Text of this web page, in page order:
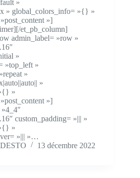
»
» global_colors_info= »{} »
»]
et_pb_column]
admin_label= »row »
»
»top_left »
»
»
»
»]
custom_padding= »||| »
»
»||| »…
13 décembre 2022